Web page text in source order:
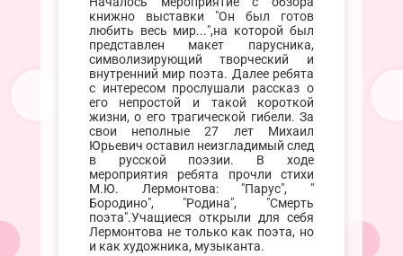
книжно выставки "Он был готов
любить весь мир...",на которой был
представлен макет парусника,
символизирующий творческий и
внутренний мир поэта. Далее ребята
с интересом прослушали рассказ о
его непростой и такой короткой
жизни, о его трагической гибели. За
свои неполные 27 лет Михаил
Юрьевич оставил неизгладимый след
в русской поэзии. В ходе
мероприятия ребята прочли стихи
М.Ю. Лермонтова: "Парус", "
Бородино", "Родина", "Смерть
поэта".Учащиеся открыли для себя
Лермонтова не только как поэта, но
и как художника, музыканта.